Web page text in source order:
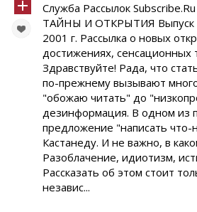
Служба Рассылок
ТАЙНЫ И ОТКРЫТИЯ Выпуск
2001 г. Рассылка о новых
достижениях, сенсационных
Здравствуйте! Рада, что
по-прежнему вызывают
"обожаю читать" до
дезинформация. В одном из
предложение "написать что-
Кастанеду. И не важно, в
Разоблачение, идиотизм,
Рассказать об этом стоит
независ...